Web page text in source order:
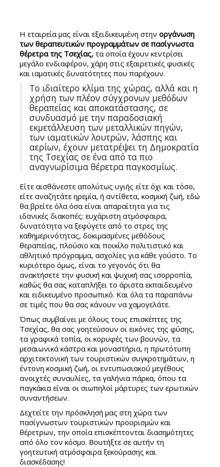
Η εταιρεία μας είναι εξειδικευμένη στην οργάνωση
των θεραπευτικών προγραμμάτων σε πασίγνωστα
θέρετρα της Τσεχίας, τα οποία έχουν κεντρίσει
μεγάλο ενδιαφέρον, χάρη στις εξαιρετικές φυσικές
και ιαματικές δυνατότητες που παρέχουν.
Το ιδιαίτερο κλίμα της χώρας, αλλά και η
χρήση των πλέον σύγχρονων μεθόδων
θεραπείας και αποκατάστασης, σε
συνδυασμό με την παραδοσιακή
εκμετάλλευση των μεταλλικών πηγών,
των ιαματικών λουτρών, λάσπης και
αερίων, έχουν μετατρέψει τη Δημοκρατία
της Τσεχίας σε ένα από τα πιο
αναγνωρίσιμα θέρετρα παγκοσμίως.
Είτε αισθάνεστε απολύτως υγιής είτε όχι και τόσο,
είτε αναζητάτε ηρεμία, ή αντίθετα, κοσμική ζωή, εδώ
θα βρείτε όλα όσα είναι απαραίτητα για τις
ιδανικές διακοπές: ευχάριστη ατμόσφαιρα,
δυνατότητα να ξεφύγετε από το στρες της
καθημερινότητας, δοκιμασμένες μεθόδους
θεραπείας, πλούσιο και ποικίλο πολιτιστικό και
αθλητικό πρόγραμμα, ασχολίες για κάθε γούστο. Το
κυριότερο όμως, είναι το γεγονός ότι θα
ανακτήσετε την φυσική και ψυχική σας ισορροπία,
καθώς θα σας καταπλήξει το άριστα εκπαιδευμένο
και ειδικευμένο προσωπικό. Και όλα τα παραπάνω
σε τιμές που θα σας κάνουν να χαμογελάτε.
Όπως συμβαίνει με όλους τους επισκέπτες της
Τσεχίας, θα σας γοητεύσουν οι εικόνες της φύσης,
τα γραφικά τοπία, οι κορυφές των βουνών, τα
μεσαιωνικά κάστρα και μοναστήρια, η πρωτότυπη
αρχιτεκτονική των τουριστικών συγκροτημάτων, η
έντονη κοσμική ζωή, οι εντυπωσιακού μεγέθους
ανοιχτές συναυλίες, τα γαλήνια πάρκα, όπου τα
παγκάκια είναι οι σιωπηλοί μάρτυρες των ερωτικών
συναντήσεων.
Δεχτείτε την πρόσκλησή μας στη χώρα των
πασίγνωστων τουριστικών προορισμών και
θέρετρων, την οποία επισκέπτονται διασημότητες
από όλο τον κόσμο. Βουτήξτε σε αυτήν τη
γοητευτική ατμόσφαιρα ξεκούρασης και
διασκέδασης!